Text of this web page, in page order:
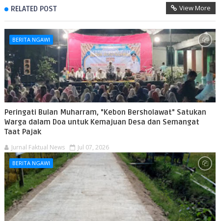
RELATED POST View More
BERITA NGAWI
Peringati Bulan Muharram, "Kebon Bersholawat" Satukan
Warga dalam Doa untuk Kemajuan Desa dan Semangat
Taat Pajak
Jurnal Faktual News Jul 07, 2026
BERITA NGAWI